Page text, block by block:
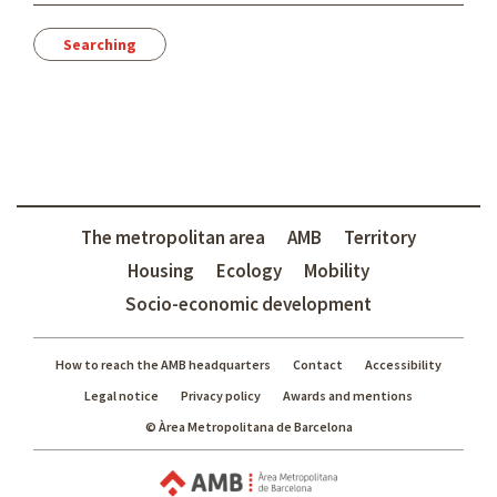
n
e
s
The metropolitan area AMB
Territory
Housing
Ecology
Mobility
Socio-economic development
How to reach the AMB headquarters Contact
Accessibility
Legal notice
Privacy policy
Awards and mentions
© Àrea Metropolitana de Barcelona